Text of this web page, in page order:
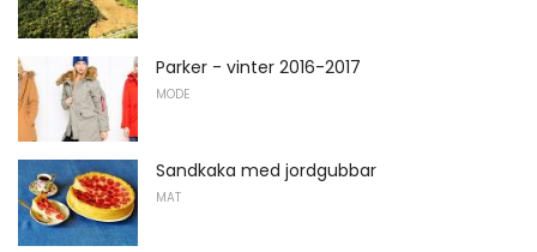
Parker - vinter 2016-2017
MODE
Sandkaka med jordgubbar
MAT